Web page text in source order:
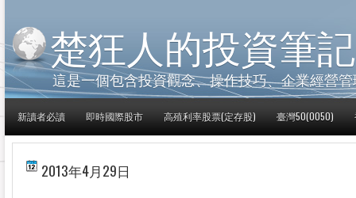
楚狂人的投資筆記
這是一個包含投資觀念、操作技巧、企業經營
新讀者必讀 即時國際股市 高殖利率股票(定存股) 臺灣50(0050)
2013年4月29日